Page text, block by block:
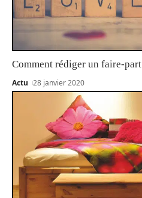
Comment rédiger un faire-
Actu 28 janvier 2020